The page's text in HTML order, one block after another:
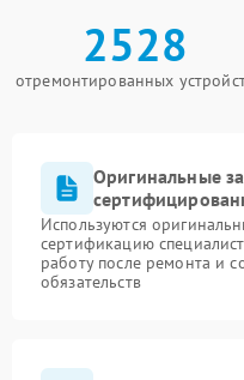
2528
отремонтированных
Оригинальные
Используются
сертификацию
работу после ремонта и
обязательств